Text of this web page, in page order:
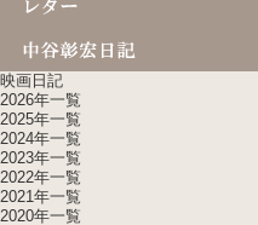
映画日記
2026年一覧
2025年一覧
2024年一覧
2023年一覧
2022年一覧
2021年一覧
2020年一覧